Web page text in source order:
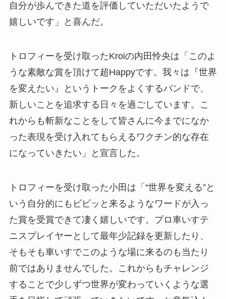
自分が歩んできた道を評価していただいたようで
嬉しいです」と喜んだ。
トロフィーを受け取ったKroiの内田怜央は「このよ
うな素敵な賞を頂けて超Happyです。我々は『世界
を変えたい』というトークをよくするバンドで、
新しいことを追求する日々を過ごしています。こ
れからも斬新なことをして皆さんに今までになか
った表現を受け入れてもらえるワクチン的な存在
になっていきたい」と宣言した。
トロフィーを受け取った小田は「“世界を変える”と
いう自分的にもビビッと来るようなワードが入っ
た賞を受賞できて凄く嬉しいです。プロ車いすテ
ニスプレイヤーとして最年少記録を更新したり、
そもそも車いすでこのような場に来るのも当たり
前ではありませんでした。これからもチャレンジ
することで少しずつ世界が変わっていくような選